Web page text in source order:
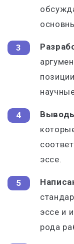
эссе.
эссе и
рода